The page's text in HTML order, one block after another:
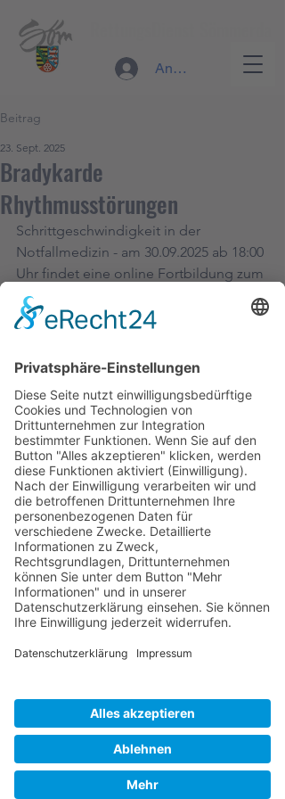
Anmelden
Beitrag
Bradykarde
Rhythmusstörungen
23. Sept. 2025
Schrittgeschwindigkeit in der
Notfallmedizin - am 30.09.2025 ab 18:00
Uhr findet eine online Fortbildung zum
Thema bradykarde
Herzrhythmusstörungen statt. Der link
https://foam-live.de/?p=922